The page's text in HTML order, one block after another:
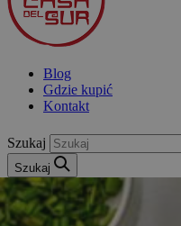
Blog
Gdzie kupić
Kontakt
Szukaj
Szukaj